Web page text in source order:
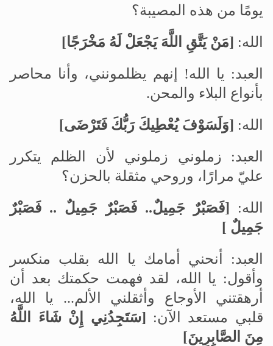
يومًا من هذه المصيبة؟
الله: ]مَنْ يَتَّقِ اللَّهَ يَجْعَلْ لَهُ مَخْرَجًا[
العبد: يا الله! إنهم يظلمونني، وأنا محاصر
بأنواع البلاء والمحن.
الله: ]وَلَسَوْفَ يُعْطِيكَ رَبُّكَ فَتَرْضَى[
العبد: زملوني زملوني لأن الظلم يتكرر
عليّ مرارًا، وروحي مثقلة بالحزن؟
الله:
]فَصَبْرٌ جَمِيلٌ.. فَصَبْرٌ جَمِيلٌ .. فَصَبْرٌ
جَمِيلٌ [
العبد:
أنحني أمامك يا الله بقلب منكسر
وأقول: يا الله، لقد فهمت حكمتك بعد أن
أرهقتني الأوجاع وأثقلني الألم... يا الله،
قلبي مستعد الآن:
]سَتَجِدُنِي إِنْ شَاءَ اللَّهُ
مِنَ الصَّابِرِينَ[